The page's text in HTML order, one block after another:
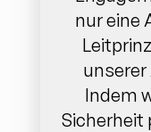
nur eine
Indem
Sicherheit